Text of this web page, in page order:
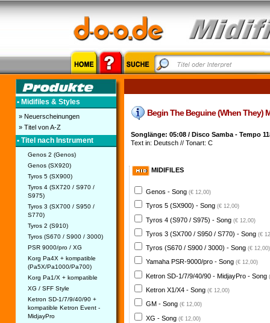
• Midifiles & Styles
» Neuerscheinungen
» Titel von A-Z
• Titel nach Instrument
Genos 2 (Genos)
Genos (SX920)
Tyros 5 (SX900)
Tyros 4 (SX720 / S970 /
S975)
Tyros 3 (SX700 / S950 /
S770)
Tyros 2 (S910)
Tyros (S670 / S900 / 3000)
PSR 9000/pro / XG
Korg Pa4X + kompatible
(Pa5X/Pa1000/Pa700)
Korg Pa1/X + kompatible
XG / SFF Style
Ketron SD-1/7/9/40/90 +
kompatible Ketron Event -
MidjayPro
Begin The Beguine (When They)
Songlänge: 05:08 / Disco Samba - Tempo
Text in: Deutsch // Tonart: C
MIDIFILES
Genos - Song (€ 12,00)
Tyros 5 (SX900) - Song (€ 12,00)
Tyros 4 (S970 / S975) - Song (€ 12,00)
Tyros 3 (SX700 / S950 / S770) - Song (€
Tyros (S670 / S900 / 3000) - Song (€ 12,00)
Yamaha PSR-9000/pro - Song (€ 12,00)
Ketron SD-1/7/9/40/90 - MidjayPro - Song
Ketron X1/X4 - Song (€ 12,00)
GM - Song (€ 12,00)
XG - Song (€ 12,00)